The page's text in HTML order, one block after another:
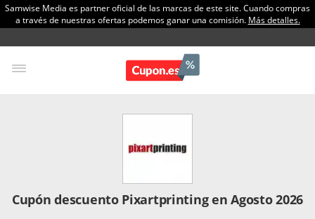
Samwise Media es partner oficial de las marcas de este site. Cuando compras
a través de nuestras ofertas podemos ganar una comisión. Más detalles.
Cupón descuento Pixartprinting en Agosto 2026